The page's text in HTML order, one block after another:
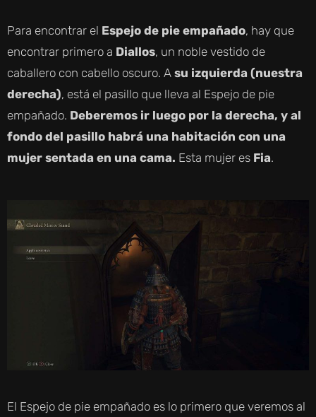
I
D
E
Para encontrar el Espejo de pie empañado, hay que
encontrar primero a Diallos, un noble vestido de
caballero con cabello oscuro. A su izquierda (nuestra
derecha), está el pasillo que lleva al Espejo de pie
empañado. Deberemos ir luego por la derecha, y al
fondo del pasillo habrá una habitación con una
mujer sentada en una cama. Esta mujer es Fia.
El Espejo de pie empañado es lo primero que veremos al